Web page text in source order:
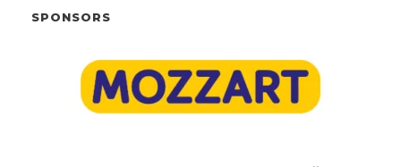
SPONSORS